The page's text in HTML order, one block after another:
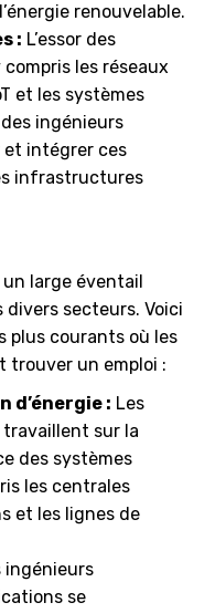
renouvelable.
: L’essor des
les réseaux
et les systèmes
ingénieurs
et intégrer ces
infrastructures
large éventail
divers secteurs. Voici
plus courants où les
trouver un emploi :
: Les
sur la
des systèmes
les centrales
et les lignes de
ingénieurs
se